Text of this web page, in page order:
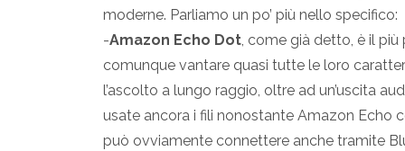
moderne. Parliamo un po’ più nello specifico:
-Amazon Echo Dot , come già detto, è il
comunque vantare quasi tutte le loro
l’ascolto a lungo raggio, oltre ad un’uscita
usate ancora i fili nonostante Amazon Echo
può ovviamente connettere anche tramite